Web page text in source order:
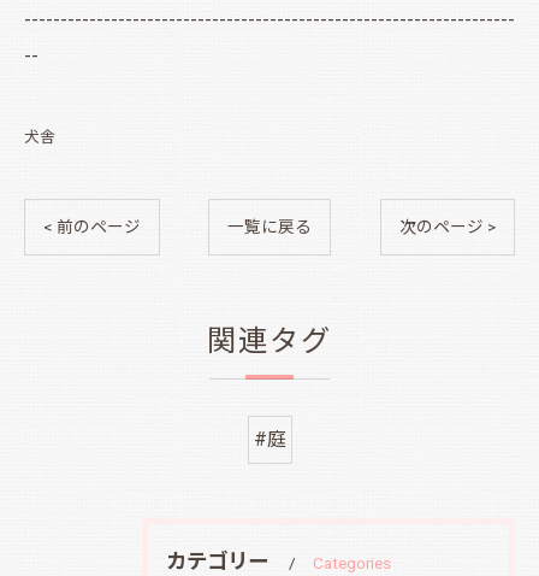
--------------------------------------------------------------------
--
犬舎
< 前のページ 一覧に戻る 次のページ >
関連タグ
#庭
カテゴリー Categories